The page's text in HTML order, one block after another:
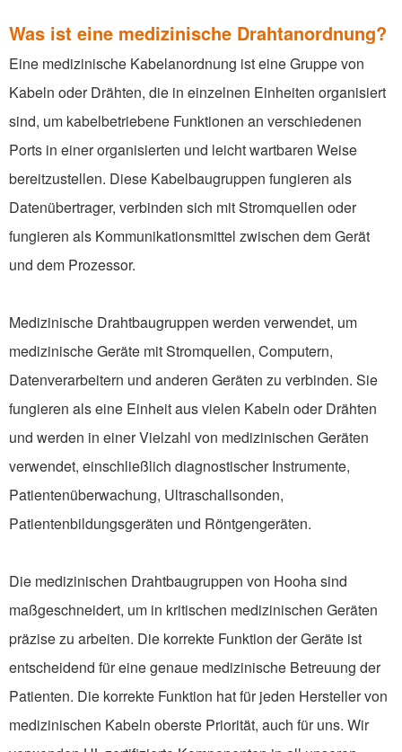
Was ist eine medizinische Drahtanordnung?
Eine medizinische Kabelanordnung ist eine Gruppe von
Kabeln oder Drähten, die in einzelnen Einheiten organisiert
sind, um kabelbetriebene Funktionen an verschiedenen
Ports in einer organisierten und leicht wartbaren Weise
bereitzustellen. Diese Kabelbaugruppen fungieren als
Datenübertrager, verbinden sich mit Stromquellen oder
fungieren als Kommunikationsmittel zwischen dem Gerät
und dem Prozessor.
Medizinische Drahtbaugruppen werden verwendet, um
medizinische Geräte mit Stromquellen, Computern,
Datenverarbeitern und anderen Geräten zu verbinden. Sie
fungieren als eine Einheit aus vielen Kabeln oder Drähten
und werden in einer Vielzahl von medizinischen Geräten
verwendet, einschließlich diagnostischer Instrumente,
Patientenüberwachung, Ultraschallsonden,
Patientenbildungsgeräten und Röntgengeräten.
Die medizinischen Drahtbaugruppen von Hooha sind
maßgeschneidert, um in kritischen medizinischen Geräten
präzise zu arbeiten. Die korrekte Funktion der Geräte ist
entscheidend für eine genaue medizinische Betreuung der
Patienten. Die korrekte Funktion hat für jeden Hersteller von
medizinischen Kabeln oberste Priorität, auch für uns. Wir